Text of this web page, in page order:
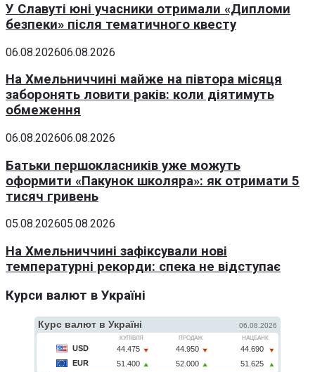
У Славуті юні учасники отримали «Дипломи
безпеки» після тематичного квесту
06.08.202606.08.2026
На Хмельниччині майже на півтора місяця
заборонять ловити раків: коли діятимуть
обмеження
06.08.202606.08.2026
Батьки першокласників уже можуть
оформити «Пакунок школяра»: як отримати 5
тисяч гривень
05.08.202605.08.2026
На Хмельниччині зафіксували нові
температурні рекорди: спека не відступає
Курси валют в Україні